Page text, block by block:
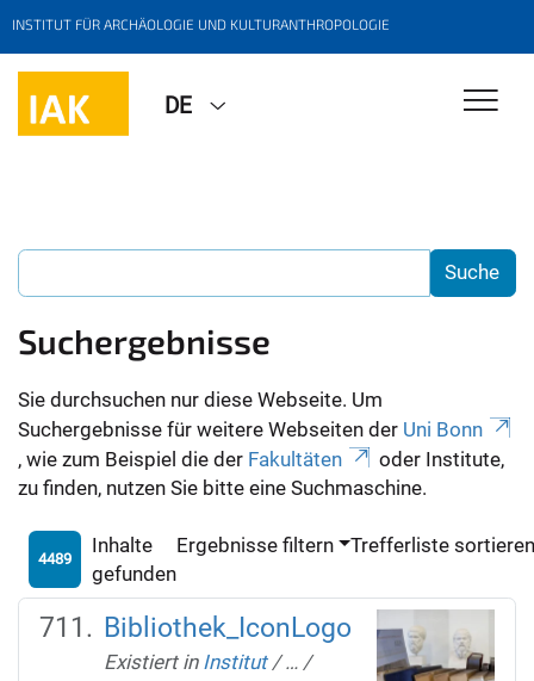
INSTITUT FÜR ARCHÄOLOGIE UND KULTURANTHROPOLOGIE
DE
Suchergebnisse
Sie durchsuchen nur diese Webseite. Um
Suchergebnisse für weitere Webseiten der Uni Bonn
, wie zum Beispiel die der Fakultäten
oder Institute,
zu finden, nutzen Sie bitte eine Suchmaschine.
4489
Inhalte
gefunden
Ergebnisse filtern Trefferliste
Bibliothek_IconLogo
Existiert in Institut /… /